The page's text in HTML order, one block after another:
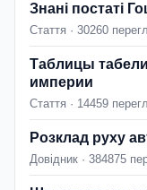
Знані постаті
Стаття · 30260
Таблицы
империи
Стаття · 14459
Розклад руху
Довідник · 384875